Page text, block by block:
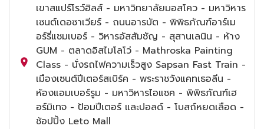
เขาสแปร์โรว์ฮิลส์ - มหาวิทยาลัยมอสโคว - มหาวิหาร
เซนต์เดอซาเวียร์ - ถนนอารบัต - พิพิธภัณฑ์อาร์เม
อร์รี่แชมเบอร์ - วิหารอัสสัมชัญ - สุสานเลนิน - ห้าง
GUM - ตลาดอิสไมโลโว่ - Mathroska Painting
Class - นั่งรถไฟความเร็วสูง Sapsan Fast Train -
เมืองเซนต์ปีเตอร์สเบิร์ค - พระราชวังแคทเธอลีน -
ห้องแอมเบอร์รูม - มหาวิหารไอแซค - พิพิธภัณฑ์เฮ
อร์มิเทจ - ป้อมปีเตอร์ และปอลด์ - โบสถ์หยดเลือด -
ช้อปปิ้ง Leto Mall